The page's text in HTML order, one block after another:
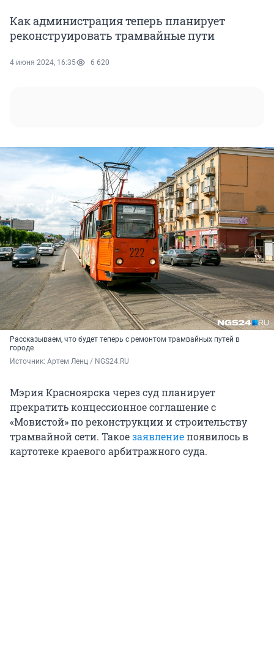
Как администрация теперь планирует
реконструировать трамвайные пути
4 июня 2024, 16:35 6 620
Рассказываем, что будет теперь с ремонтом трамвайных путей в
городе
Источник: Артем Ленц / NGS24.RU
Мэрия Красноярска через суд планирует
прекратить концессионное соглашение с
«Мовистой» по реконструкции и строительству
трамвайной сети. Такоезаявлениепоявилось в
картотеке краевого арбитражного суда.